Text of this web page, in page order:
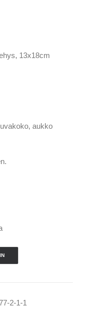
13x18cm
aukko
2-1-1